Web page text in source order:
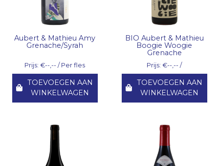
Aubert & Mathieu Amy
Grenache/Syrah
Prijs: €--,-- / Per fles
TOEVOEGEN AAN
WINKELWAGEN
BIO Aubert & Mathieu
Boogie Woogie
Grenache
Prijs: €--,-- /
TOEVOEGEN AAN
WINKELWAGEN